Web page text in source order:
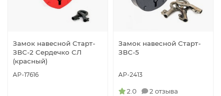
Замок навесной Старт-
ЗВС-2 Сердечко СЛ
(красный)
AP-17616
Замок навесной Старт-
ЗВС-5
AP-2413
2.0 2 отзыва